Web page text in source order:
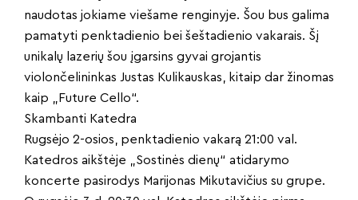
naudotas jokiame viešame renginyje. Šou bus galima
pamatyti penktadienio bei šeštadienio vakarais. Šį
unikalų lazerių šou įgarsins gyvai grojantis
violončelininkas Justas Kulikauskas, kitaip dar žinomas
kaip „Future Cello“.
Skambanti Katedra
Rugsėjo 2-osios, penktadienio vakarą 21:00 val.
Katedros aikštėje „Sostinės dienų“ atidarymo
koncerte pasirodys Marijonas Mikutavičius su grupe.